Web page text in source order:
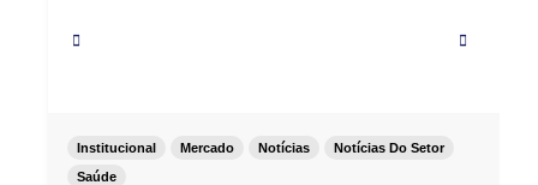
Institucional Mercado Notícias
Notícias Do Setor
Saúde